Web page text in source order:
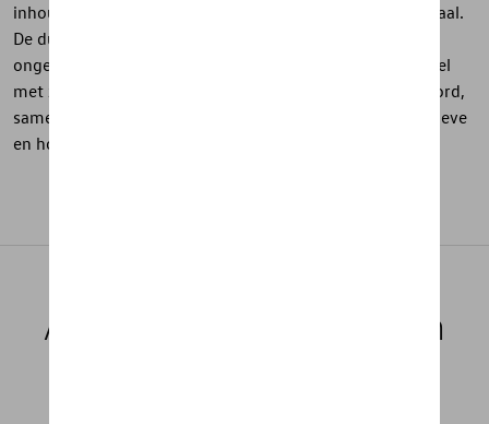
inhoud van 600 ml en is uitgevoerd in blauw roestvrij staal.
De dubbelwandige vacuümisolatie houdt dranken tot
ongeveer 12 uur warm en 24 uur koud. Het zwarte deksel
met zichtbare roestvrijstalen details en geïntegreerd koord,
samen met het 3D-reliëf “R”-logo, zorgt voor een sportieve
en hoogwaardige uitstraling.
Aanbevolen producten